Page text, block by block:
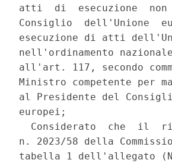
atti  di  esecuzione  non
Consiglio  dell'Unione
esecuzione di atti
nell'ordinamento
all'art. 117, secondo
Ministro competente per
al Presidente del
europei;
Considerato  che  il
n. 2023/58 della
tabella 1 dell'allegato